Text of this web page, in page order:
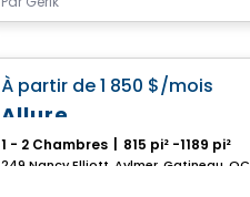
À partir de1 850 $/mois
Allure
1 - 2 Chambres 815 pi² -1189 pi²
249 Nancy Elliott, Aylmer, Gatineau, QC